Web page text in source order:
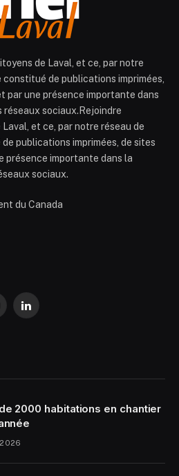
de Laval, et ce, par notre
de publications imprimées,
par une présence importante dans
sociaux.Rejoindre
Laval, et ce, par notre réseau de
publications imprimées, de sites
présence importante dans la
sociaux.
du Canada
LinkedIn
2000 habitations en chantier